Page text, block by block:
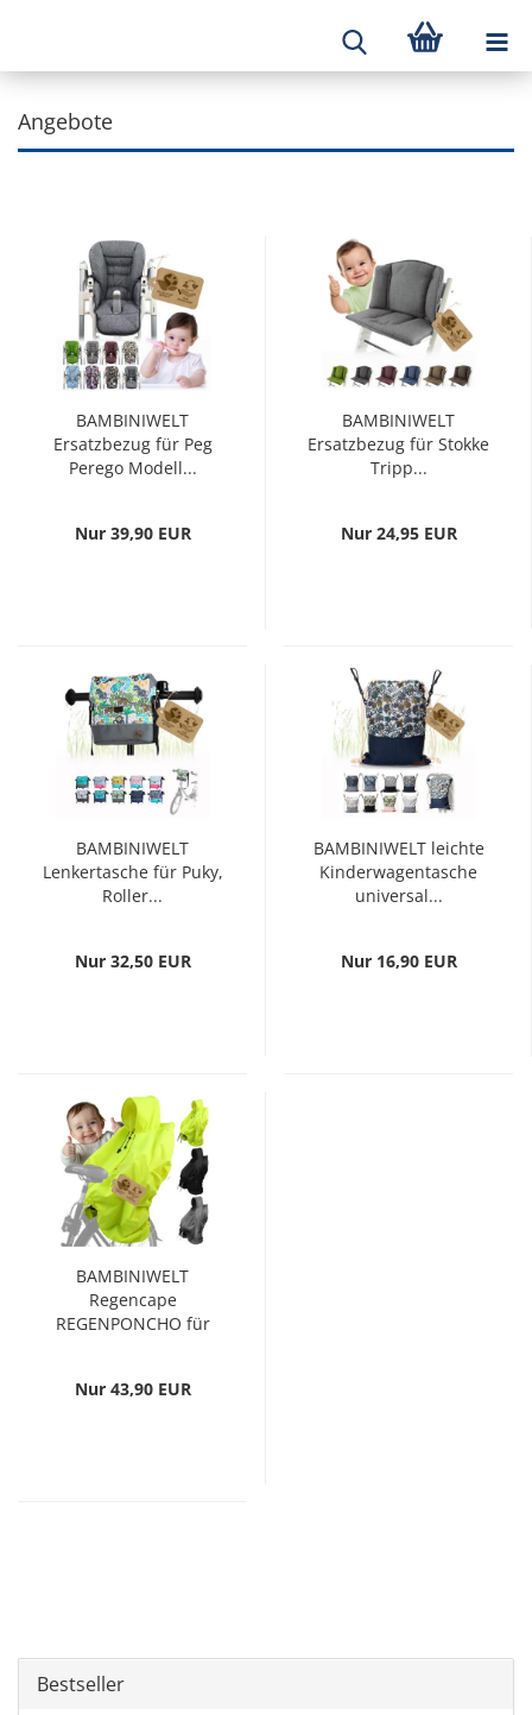
Angebote
BAMBINIWELT
Ersatzbezug für Peg
Perego Modell...
Nur 39,90 EUR
BAMBINIWELT
Ersatzbezug für Stokke
Tripp...
Nur 24,95 EUR
BAMBINIWELT
Lenkertasche für Puky,
Roller...
Nur 32,50 EUR
BAMBINIWELT leichte
Kinderwagentasche
universal...
Nur 16,90 EUR
BAMBINIWELT
Regencape
REGENPONCHO für
Nur 43,90 EUR
Bestseller